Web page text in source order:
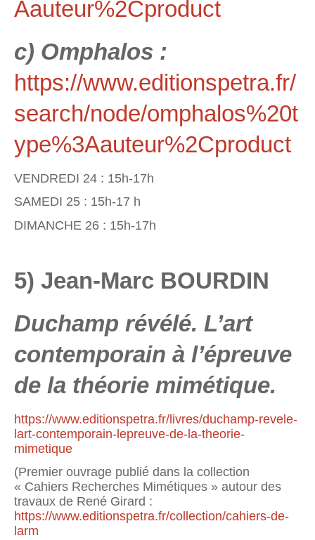
Aauteur%2Cproduct
c) Omphalos :
https://www.editionspetra.fr/
search/node/omphalos%20t
ype%3Aauteur%2Cproduct
VENDREDI 24 : 15h-17h
SAMEDI 25 : 15h-17 h
DIMANCHE 26 : 15h-17h
5) Jean-Marc BOURDIN
Duchamp révélé. L’art
contemporain à l’épreuve
de la théorie mimétique.
https://www.editionspetra.fr/livres/duchamp-revele-
lart-contemporain-lepreuve-de-la-theorie-
mimetique
(Premier ouvrage publié dans la collection
« Cahiers Recherches Mimétiques » autour des
travaux de René Girard :
https://www.editionspetra.fr/collection/cahiers-de-
larm